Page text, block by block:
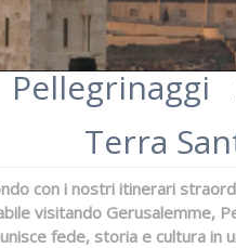
Pellegrinaggi
Terra
con i nostri itinerari
visitando Gerusalemme,
fede, storia e cultura in